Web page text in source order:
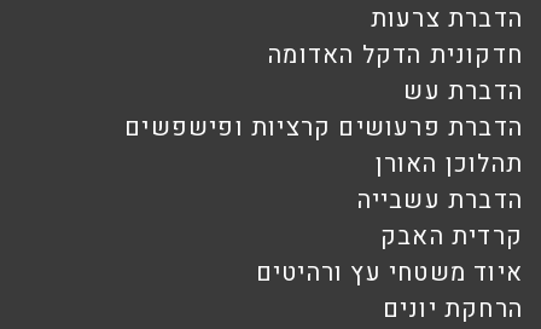
הדברת צרעות
חדקונית הדקל האדומה
הדברת עש
הדברת פרעושים קרציות ופישפשים
תהלוכן האורן
הדברת עשבייה
קרדית האבק
איוד משטחי עץ ורהיטים
הרחקת יונים